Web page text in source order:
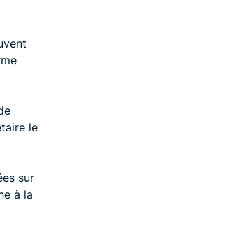
le
sur
à la